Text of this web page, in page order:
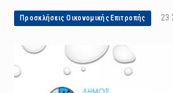
Προσκλήσεις Οικονομικής Επιτροπής 23